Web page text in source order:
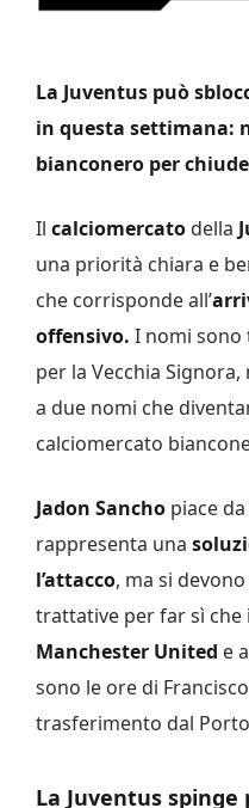
La Juventus può
in questa settimana:
bianconero per
Il calciomercato della
una priorità chiara e
che corrisponde all’
offensivo. I nomi sono
per la Vecchia
a due nomi che
calciomercato
Jadon Sancho piace
rappresenta una
l’attacco, ma si
trattative per far sì che
Manchester United e
sono le ore di
trasferimento dal
La Juventus spinge